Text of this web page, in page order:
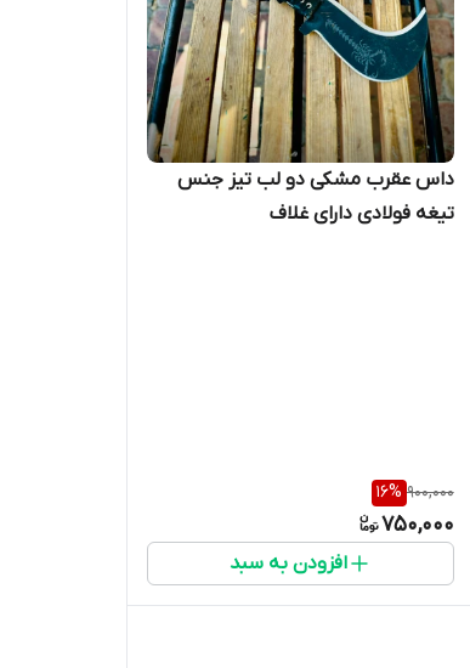
داس عقرب مشکی دو لب تیز جنس
تیغه فولادی دارای غلاف
900,000
16%
750,000
افزودن به سبد